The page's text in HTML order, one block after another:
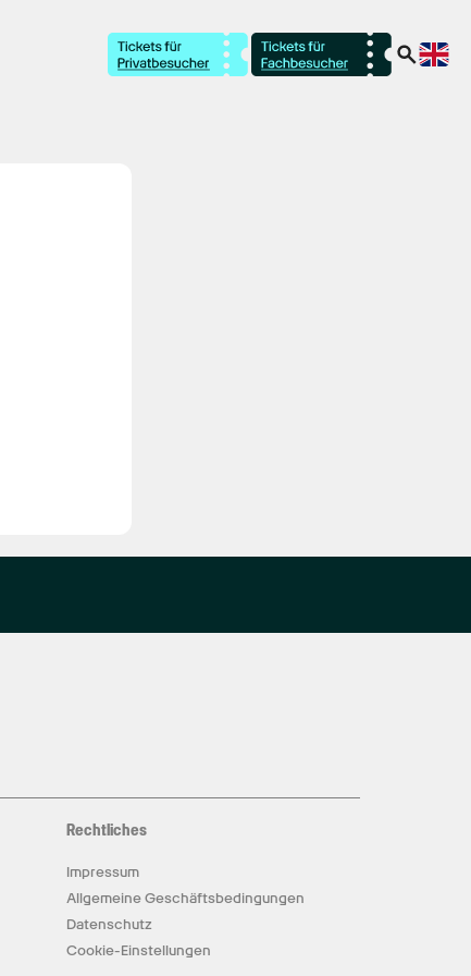
Rechtliches
Impressum
Allgemeine Geschäftsbedingungen
Datenschutz
Cookie-Einstellungen